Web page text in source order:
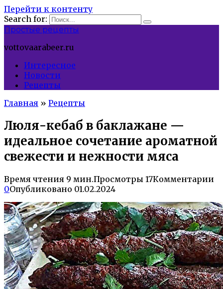
Перейти к контенту
Search for:
Простые рецепты
vottovaarabeer.ru
Интересное
Новости
Рецепты
Главная » Рецепты
Люля-кебаб в баклажане —
идеальное сочетание ароматной
свежести и нежности мяса
Время чтения 9 мин.Просмотры 17Комментарии
0Опубликовано 01.02.2024